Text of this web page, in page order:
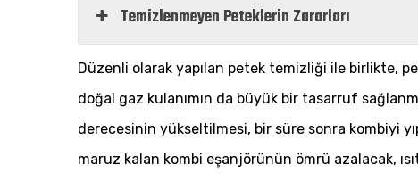
Temizlenmeyen Peteklerin Zararları
Düzenli olarak yapılan petek temizliği ile birlikte,
doğal gaz kulanımın da büyük bir tasarruf
derecesinin yükseltilmesi, bir süre sonra kombiyi
maruz kalan kombi eşanjörünün ömrü azalacak,